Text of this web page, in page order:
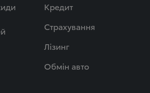
Кредит
Страхування
Лізинг
Обмін авто